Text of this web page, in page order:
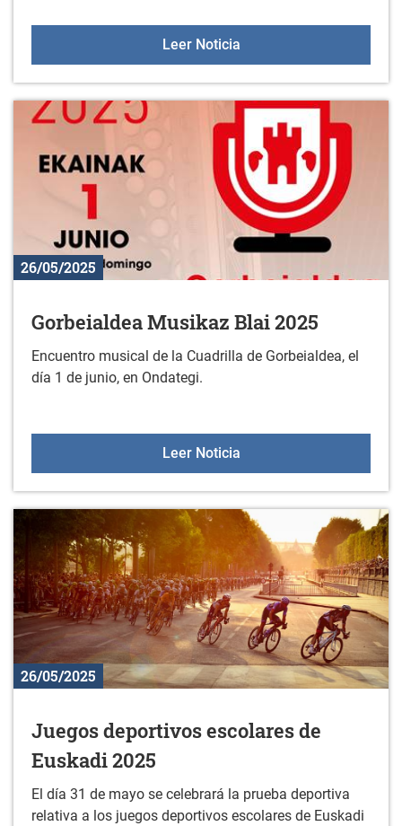
Leer NoticiaSesiones de orientación
26/05/2025
Gorbeialdea Musikaz Blai 2025
Encuentro musical de la Cuadrilla de Gorbeialdea, el
día 1 de junio, en Ondategi.
Leer NoticiaGorbeialdea Musikaz
26/05/2025
Juegos deportivos escolares de
Euskadi 2025
El día 31 de mayo se celebrará la prueba deportiva
relativa a los juegos deportivos escolares de Euskadi